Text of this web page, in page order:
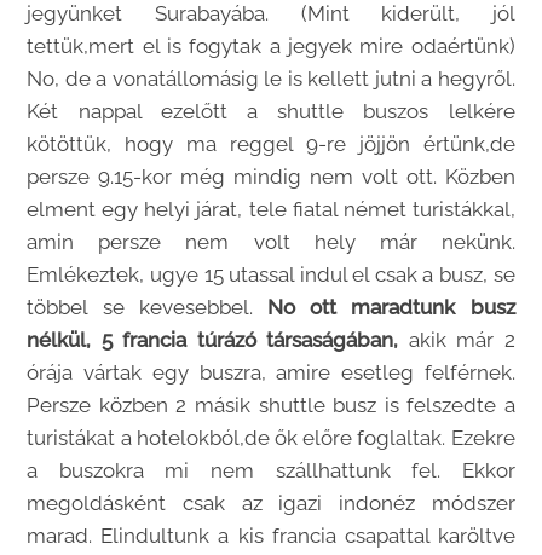
jegyünket Surabayába. (Mint kiderült, jól
tettük,mert el is fogytak a jegyek mire odaértünk)
No, de a vonatállomásig le is kellett jutni a hegyről.
Két nappal ezelőtt a shuttle buszos lelkére
kötöttük, hogy ma reggel 9-re jöjjön értünk,de
persze 9.15-kor még mindig nem volt ott. Közben
elment egy helyi járat, tele fiatal német turistákkal,
amin persze nem volt hely már nekünk.
Emlékeztek, ugye 15 utassal indul el csak a busz, se
többel se kevesebbel. No ott maradtunk busz
nélkül, 5 francia túrázó társaságában, akik már 2
órája vártak egy buszra, amire esetleg felférnek.
Persze közben 2 másik shuttle busz is felszedte a
turistákat a hotelokból,de ők előre foglaltak. Ezekre
a buszokra mi nem szállhattunk fel. Ekkor
megoldásként csak az igazi indonéz módszer
marad. Elindultunk a kis francia csapattal karöltve